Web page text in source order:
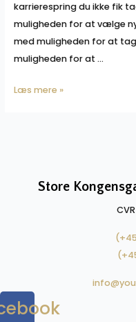
karrierespring du ikke fik
muligheden for at vælge
med muligheden for at
muligheden for at …
Opsigelse
Læs mere »
Store